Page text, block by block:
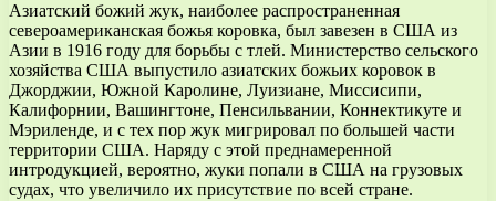
Азиатский божий жук, наиболее распространенная
североамериканская божья коровка, был завезен в США из
Азии в 1916 году для борьбы с тлей. Министерство сельского
хозяйства США выпустило азиатских божьих коровок в
Джорджии, Южной Каролине, Луизиане, Миссисипи,
Калифорнии, Вашингтоне, Пенсильвании, Коннектикуте и
Мэриленде, и с тех пор жук мигрировал по большей части
территории США. Наряду с этой преднамеренной
интродукцией, вероятно, жуки попали в США на грузовых
судах, что увеличило их присутствие по всей стране.